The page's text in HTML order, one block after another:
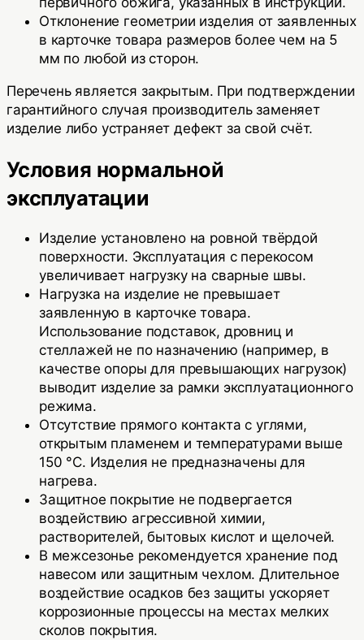
Отклонение геометрии изделия от заявленных
в карточке товара размеров более чем на 5
мм по любой из сторон.
Перечень является закрытым. При подтверждении
гарантийного случая производитель заменяет
изделие либо устраняет дефект за свой счёт.
Условия нормальной
эксплуатации
Изделие установлено на ровной твёрдой
поверхности. Эксплуатация с перекосом
увеличивает нагрузку на сварные швы.
Нагрузка на изделие не превышает
заявленную в карточке товара.
Использование подставок, дровниц и
стеллажей не по назначению (например, в
качестве опоры для превышающих нагрузок)
выводит изделие за рамки эксплуатационного
режима.
Отсутствие прямого контакта с углями,
открытым пламенем и температурами выше
150 °C. Изделия не предназначены для
нагрева.
Защитное покрытие не подвергается
воздействию агрессивной химии,
растворителей, бытовых кислот и щелочей.
В межсезонье рекомендуется хранение под
навесом или защитным чехлом. Длительное
воздействие осадков без защиты ускоряет
коррозионные процессы на местах мелких
сколов покрытия.